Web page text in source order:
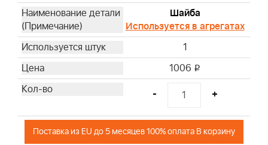
Шайба
Используется в агрегатах
1
1006 i
- +
Поставка из EU до 5 месяцев 100% оплата В корзину